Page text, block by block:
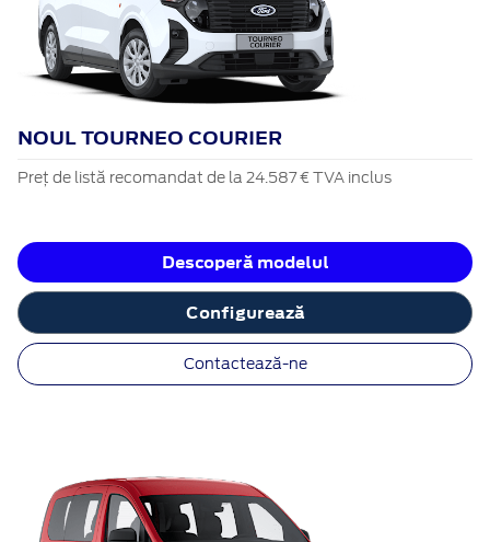
NOUL TOURNEO COURIER
Preț de listă recomandat de la 24.587 € TVA inclus
Descoperă modelul
Configurează
Contactează-ne